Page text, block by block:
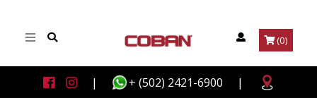
(0)
| + (502) 2421-6900 |